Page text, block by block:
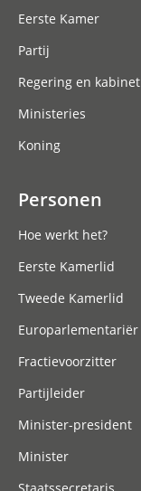
Eerste Kamer
Partij
Regering en kabinet
Ministeries
Koning
Personen
Hoe werkt het?
Eerste Kamerlid
Tweede Kamerlid
Europarlementariër
Fractievoorzitter
Partijleider
Minister-president
Minister